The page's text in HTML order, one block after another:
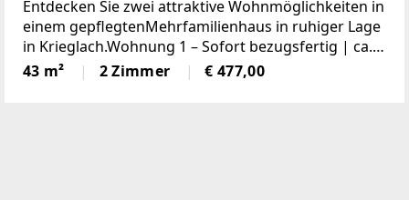
Entdecken Sie zwei attraktive Wohnmöglichkeiten in
einem gepflegtenMehrfamilienhaus in ruhiger Lage
in Krieglach.Wohnung 1 – Sofort bezugsfertig | ca.
480 € BruttoFrisch und wie neu: Diese 43 m² große
Wohnung wurde komplett saniert. NeueKüche,
43 m² 2 Zimmer € 477,00